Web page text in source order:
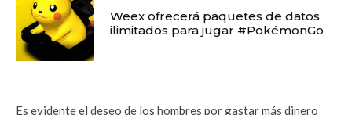
Weex ofrecerá paquetes de datos
ilimitados para jugar #PokémonGo
Es evidente el deseo de los hombres por gastar más dinero